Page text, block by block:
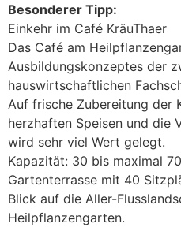
Besonderer Tipp:
Einkehr im Café KräuThaer
Das Café am
Ausbildungskonzeptes der
hauswirtschaftlichen
Auf frische Zubereitung der
herzhaften Speisen und die
wird sehr viel Wert gelegt.
Kapazität: 30 bis maximal
Gartenterrasse mit 40
Blick auf die Aller-
Heilpflanzengarten.